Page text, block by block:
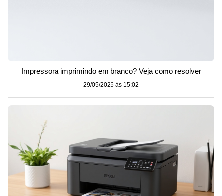
Impressora imprimindo em branco? Veja como resolver
29/05/2026 às 15:02